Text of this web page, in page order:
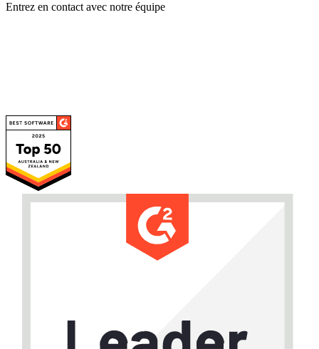
Entrez en contact avec notre équipe